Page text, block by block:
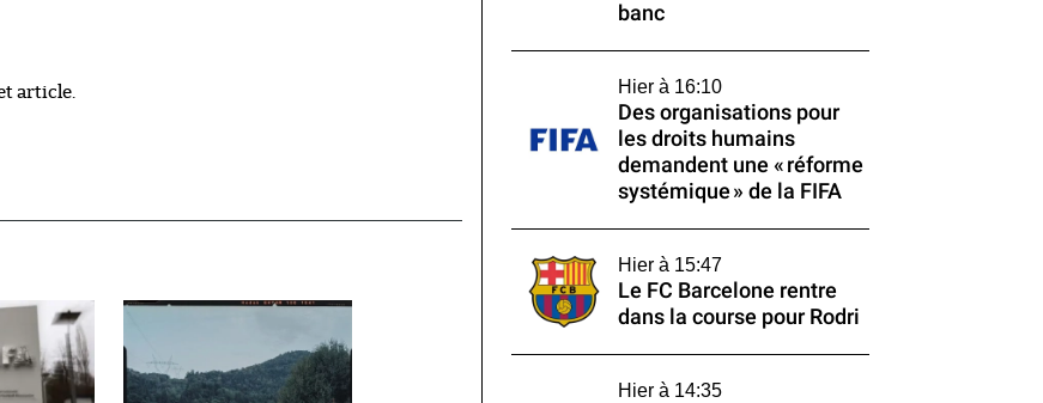
article.
banc
Hier à 16:10
Des organisations pour
les droits humains
demandent une « réforme
systémique » de la FIFA
Hier à 15:47
Le FC Barcelone rentre
dans la course pour Rodri
Hier à 14:35